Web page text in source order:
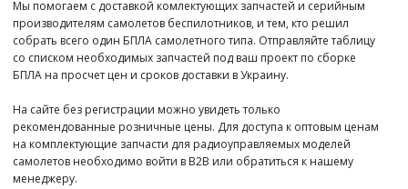
Мы помогаем с доставкой комлектующих запчастей и серийным
производителям самолетов беспилотников, и тем, кто решил
собрать всего один БПЛА самолетного типа. Отправляйте таблицу
со списком необходимых запчастей под ваш проект по сборке
БПЛА на просчет цен и сроков доставки в Украину.
На сайте без регистрации можно увидеть только
рекомендованные розничные цены. Для доступа к оптовым ценам
на комплектующие запчасти для радиоуправляемых моделей
самолетов необходимо войти в B2B или обратиться к нашему
менеджеру.